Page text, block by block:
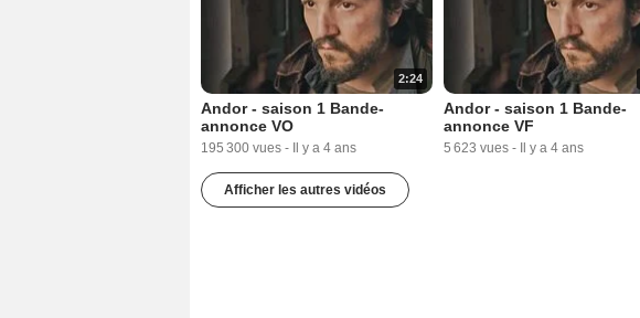
2:24
Andor - saison 1 Bande-
annonce VO
195 300 vues - Il y a 4 ans
Andor - saison 1 Bande-
annonce VF
5 623 vues - Il y a 4 ans
Afficher les autres vidéos